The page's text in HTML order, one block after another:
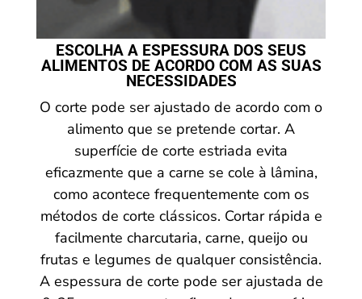
ESCOLHA A ESPESSURA DOS SEUS
ALIMENTOS DE ACORDO COM AS SUAS
NECESSIDADES
O corte pode ser ajustado de acordo com o
alimento que se pretende cortar. A
superfície de corte estriada evita
eficazmente que a carne se cole à lâmina,
como acontece frequentemente com os
métodos de corte clássicos. Cortar rápida e
facilmente charcutaria, carne, queijo ou
frutas e legumes de qualquer consistência.
A espessura de corte pode ser ajustada de